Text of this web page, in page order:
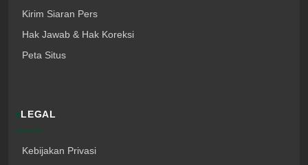
Kirim Siaran Pers
Hak Jawab & Hak Koreksi
Peta Situs
LEGAL
Kebijakan Privasi